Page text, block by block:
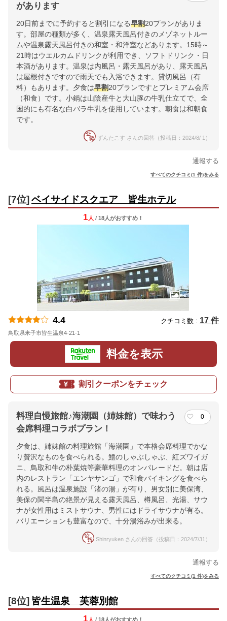
があります
20日前までに予約すると割引になる早割20プランがありま
す。部屋の種類が多く、温泉露天風呂付きのメゾネットルー
ムや温泉露天風呂付きの和室・和洋室などあります。15時～
21時はウエルカムドリンクが利用でき、ソフトドリンク・日
本酒があります。温泉は内風呂・露天風呂があり、露天風呂
は屋根付きですので雨天でも入浴できます。貸切風呂（有
料）もあります。夕食は早割20プランですとプレミアム会席
（和食）です。小鍋は山陰産牛と大山豚の牛乳仕立てで、全
国的にも有名な白バラ牛乳を使用しています。朝食は和朝食
です。
ずんたこす さんの回答（投稿日：2024/8/ 1）
通報する
すべてのクチコミ(1 件)をみる
[7位] ベイサイドスクエア 皆生ホテル
1 人 / 18人がおすすめ！
4.4 クチコミ数 : 17 件
鳥取県米子市皆生温泉4-21-1
料金を表示
割引クーポンをチェック
料理自慢旅館♪海潮園（姉妹館）で味わう
会席料理コラボプラン！
0
夕食は、姉妹館の料理旅館「海潮園」で本格会席料理でかな
り贅沢なものを食べられる。鱧のしゃぶしゃぶ、紅ズワイガ
ニ、鳥取和牛の朴葉焼等豪華料理のオンパレードだ。朝は店
内のレストラン「エンヤサンゴ」で和食バイキングを食べら
れる。風呂は温泉施設「渚の湯」が有り、男女別に美保湾、
美保の関半島の絶景が見える露天風呂、樽風呂、光湯、サウ
ナが女性用はミストサウナ、男性にはドライサウナが有る。
バリエーションも豊富なので、十分湯浴みが出来る。
Shinryuken さんの回答（投稿日：2024/7/31）
通報する
すべてのクチコミ(1 件)をみる
[8位] 皆生温泉 芙蓉別館
1 人 / 18人がおすすめ！